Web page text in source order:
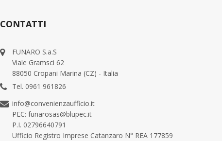
CONTATTI
FUNARO S.a.S
Viale Gramsci 62
88050 Cropani Marina (CZ) - Italia
Tel. 0961 961826
info@convenienzaufficio.it
PEC: funarosas@blupec.it
P.I. 02796640791
Ufficio Registro Imprese Catanzaro N° REA 177859